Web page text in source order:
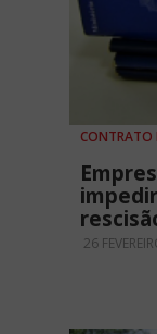
CONTRATO
26